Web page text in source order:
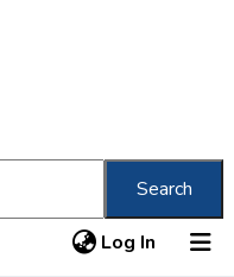
Search
Log In (current)